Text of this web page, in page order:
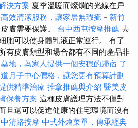
決方案 夏季溫暖而燦爛的光線在戶
效清潔服務，讓家居無瑕疵 - 新竹
膚需要保護。 台中西屯按摩推薦 去
胞可以使身體乳液正常運行。 有了
有皮膚類型和場合都有不同的產品非
地，為家人提供一個安穩的歸宿 了
月子中心價格，讓您更有預算計劃
供精準治療 推拿推薦與介紹 醫美皮
保養方案 這種皮膚護理方法不僅對
且還可以促進健康的住宅環境而沒有
清路按摩 中式外燴菜單，傳承經典